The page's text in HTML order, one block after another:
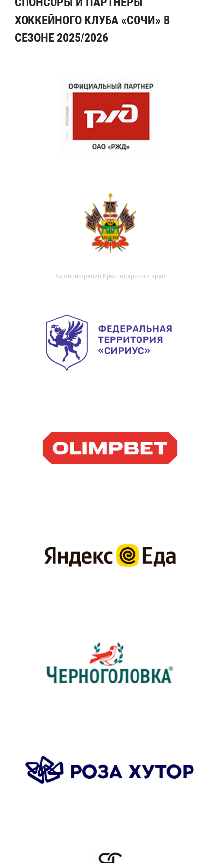
ХОККЕЙНОГО КЛУБА «СОЧИ» В
СЕЗОНЕ 2025/2026
Администрация Краснодарского края